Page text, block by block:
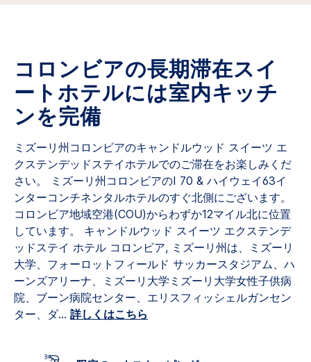
読
ー
ジ
の
リ
コロンビアの長期滞在スイ
ートホテルには室内キッチ
ンを完備
ミズーリ州コロンビアのキャンドルウッド スイーツ エ
クステンデッドステイホテルでのご滞在をお楽しみくだ
さい。 ミズーリ州コロンビアのI 70 & ハイウェイ63イ
ンターコンチネンタルホテルのすぐ北側にございます。
コロンビア地域空港(COU)からわずか12マイル北に位置
しています。
キャンドルウッド スイーツ エクステンデ
ッドステイ ホテル コロンビア, ミズーリ州は、ミズーリ
大学、フォーロットフィールド サッカースタジアム、ハ
ーンズアリーナ、ミズーリ大学ミズーリ大学女性子供病
院、ブーン病院センター、エリスフィッシェルガンセン
ター、ダ... 詳しくはこちら